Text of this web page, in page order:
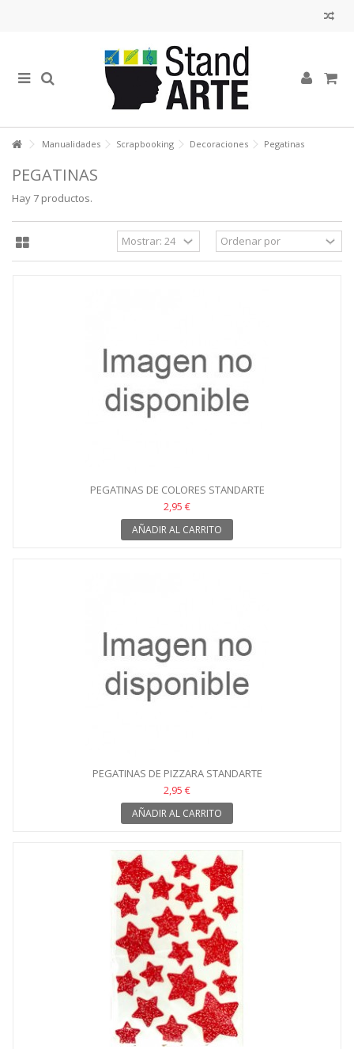
Manualidades Scrapbooking Decoraciones Pegatinas
PEGATINAS
Hay 7 productos.
PEGATINAS DE COLORES STANDARTE
2,95 €
AÑADIR AL CARRITO
PEGATINAS DE PIZZARA STANDARTE
2,95 €
AÑADIR AL CARRITO